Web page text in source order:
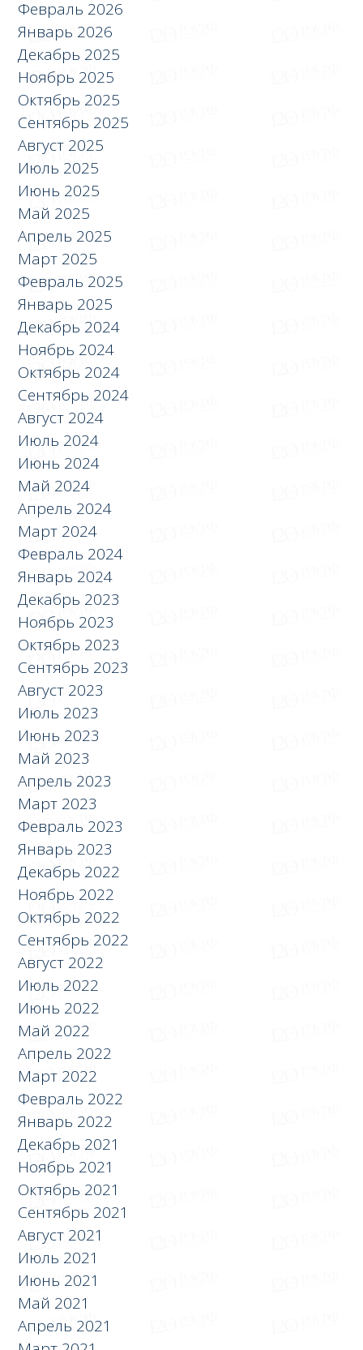
Февраль 2026
Январь 2026
Декабрь 2025
Ноябрь 2025
Октябрь 2025
Сентябрь 2025
Август 2025
Июль 2025
Июнь 2025
Май 2025
Апрель 2025
Март 2025
Февраль 2025
Январь 2025
Декабрь 2024
Ноябрь 2024
Октябрь 2024
Сентябрь 2024
Август 2024
Июль 2024
Июнь 2024
Май 2024
Апрель 2024
Март 2024
Февраль 2024
Январь 2024
Декабрь 2023
Ноябрь 2023
Октябрь 2023
Сентябрь 2023
Август 2023
Июль 2023
Июнь 2023
Май 2023
Апрель 2023
Март 2023
Февраль 2023
Январь 2023
Декабрь 2022
Ноябрь 2022
Октябрь 2022
Сентябрь 2022
Август 2022
Июль 2022
Июнь 2022
Май 2022
Апрель 2022
Март 2022
Февраль 2022
Январь 2022
Декабрь 2021
Ноябрь 2021
Октябрь 2021
Сентябрь 2021
Август 2021
Июль 2021
Июнь 2021
Май 2021
Апрель 2021